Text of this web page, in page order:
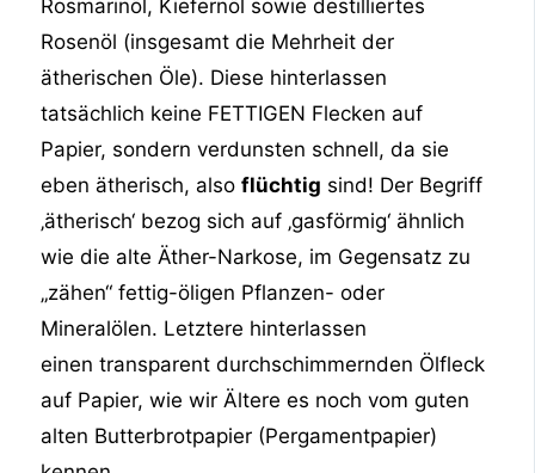
Rosmarinöl, Kiefernöl sowie destilliertes
Rosenöl (insgesamt die Mehrheit der
ätherischen Öle). Diese hinterlassen
tatsächlich keine FETTIGEN Flecken auf
Papier, sondern verdunsten schnell, da sie
eben ätherisch, alsoflüchtig sind! Der Begriff
‚ätherisch‘ bezog sich auf ‚gasförmig‘ ähnlich
wie die alte Äther-Narkose, im Gegensatz zu
„zähen“ fettig-öligen Pflanzen- oder
Mineralölen. Letztere hinterlassen
einen transparent durchschimmernden Ölfleck
auf Papier, wie wir Ältere es noch vom guten
alten Butterbrotpapier (Pergamentpapier)